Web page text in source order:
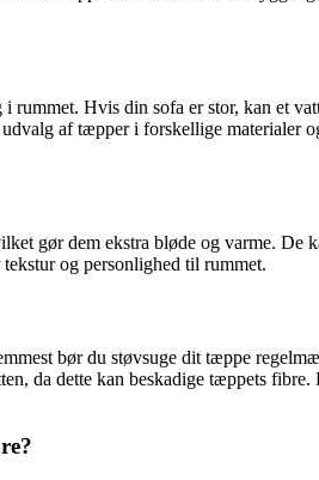
rummet. Hvis din sofa er stor, kan et
af tæpper i forskellige materialer
gør dem ekstra bløde og varme. De
og personlighed til rummet.
bør du støvsuge dit tæppe
da dette kan beskadige tæppets